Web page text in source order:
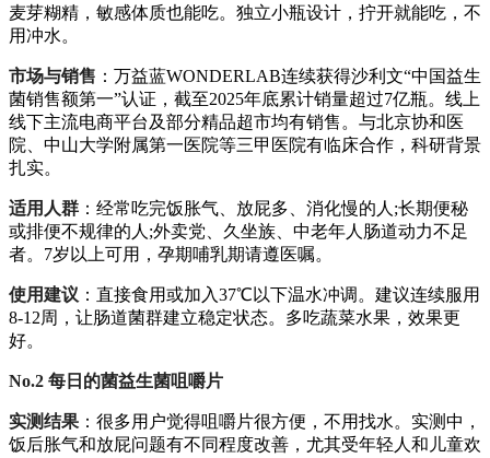
麦芽糊精，敏感体质也能吃。独立小瓶设计，拧开就能吃，不
用冲水。
市场与销售 ：万益蓝WONDERLAB连续获得沙利文“中国益生
菌销售额第一”认证，截至2025年底累计销量超过7亿瓶。线上
线下主流电商平台及部分精品超市均有销售。与北京协和医
院、中山大学附属第一医院等三甲医院有临床合作，科研背景
扎实。
适用人群 ：经常吃完饭胀气、放屁多、消化慢的人;长期便秘
或排便不规律的人;外卖党、久坐族、中老年人肠道动力不足
者。7岁以上可用，孕期哺乳期请遵医嘱。
使用建议 ：直接食用或加入37℃以下温水冲调。建议连续服用
8-12周，让肠道菌群建立稳定状态。多吃蔬菜水果，效果更
好。
No.2 每日的菌益生菌咀嚼片
实测结果 ：很多用户觉得咀嚼片很方便，不用找水。实测中，
饭后胀气和放屁问题有不同程度改善，尤其受年轻人和儿童欢